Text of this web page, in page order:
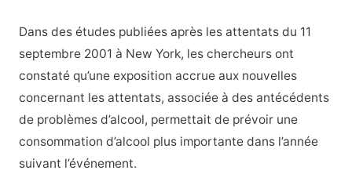
Dans des études publiées après les attentats du 11
septembre 2001 à New York, les chercheurs ont
constaté qu’une exposition accrue aux nouvelles
concernant les attentats, associée à des antécédents
de problèmes d’alcool, permettait de prévoir une
consommation d’alcool plus importante dans l’année
suivant l’événement.